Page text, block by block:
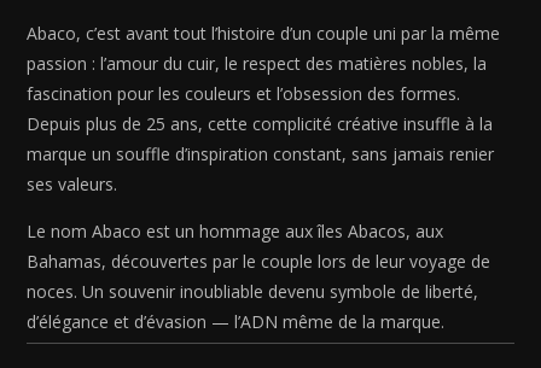
Abaco, c’est avant tout l’histoire d’un couple uni par la même
passion : l’amour du cuir, le respect des matières nobles, la
fascination pour les couleurs et l’obsession des formes.
Depuis plus de 25 ans, cette complicité créative insuffle à la
marque un souffle d’inspiration constant, sans jamais renier
ses valeurs.
Le nom Abaco est un hommage aux îles Abacos, aux
Bahamas, découvertes par le couple lors de leur voyage de
noces. Un souvenir inoubliable devenu symbole de liberté,
d’élégance et d’évasion — l’ADN même de la marque.